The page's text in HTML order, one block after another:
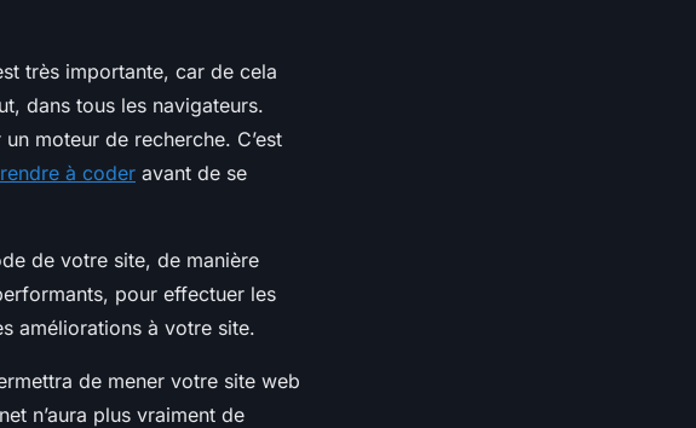
très importante, car de cela
dans tous les navigateurs.
moteur de recherche. C’est
à coder avant de se
de votre site, de manière
pour effectuer les
améliorations à votre site.
de mener votre site web
n’aura plus vraiment de